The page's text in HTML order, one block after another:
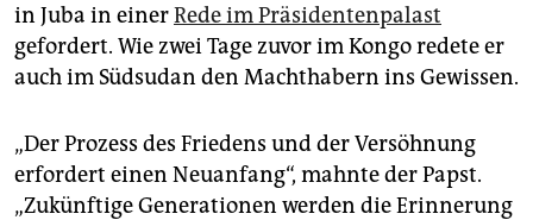
in Juba in einerRede im Präsidentenpalast
gefordert. Wie zwei Tage zuvor im Kongo redete er
auch im Südsudan den Machthabern ins Gewissen.
„Der Prozess des Friedens und der Versöhnung
erfordert einen Neuanfang“, mahnte der Papst.
„Zukünftige Generationen werden die Erinnerung